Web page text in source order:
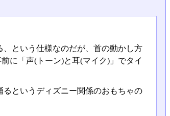
という仕様なのだが、首の動かし方
に「声(トーン)と耳(マイク)」でタイ
というディズニー関係のおもちゃの